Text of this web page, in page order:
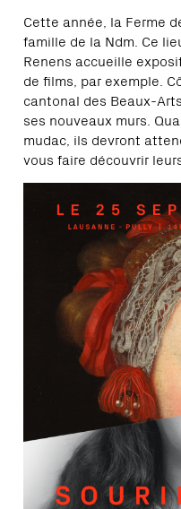
Cette année, la Ferme
famille de la Ndm. Ce
Renens accueille
de films, par exemple.
cantonal des Beaux-
ses nouveaux murs.
mudac, ils devront
vous faire découvrir